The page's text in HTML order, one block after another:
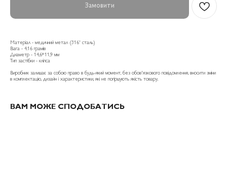
Замовити
Матеріал - медичний метал (316' сталь)
Вага - 4.16 грамів
Диаметр - 14,6*11,9 мм
Тип застібки - кліпса
Виробник залишає за собою право в будь-який момент, без обов'язкового повідомлення, вносити зміни
в комплектацію, дизайн і характеристики, які не погіршують якість товару.
ВАМ МОЖЕ СПОДОБАТИСЬ